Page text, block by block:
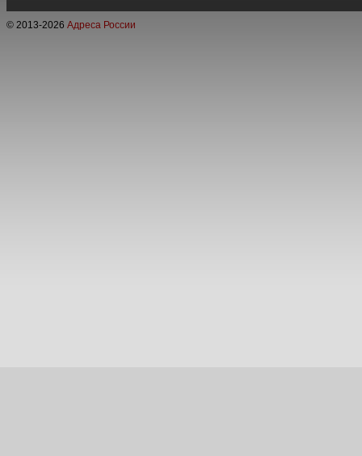
© 2013-2026 Адреса России